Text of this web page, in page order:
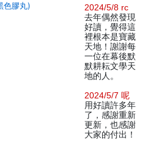
色膠丸)
2024/5/8 rc
去年偶然發現
好讀，覺得這
裡根本是寶藏
天地！謝謝每
一位在幕後默
默耕耘文學天
地的人。
2024/5/7 呢
用好讀許多年
了，感謝重新
更新，也感謝
大家的付出！